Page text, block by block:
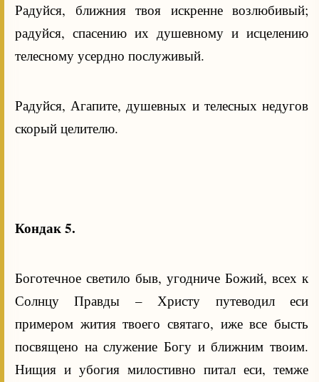
Радуйся, ближния твоя искренне возлюбивый;
радуйся, спасению их душевному и исцелению
телесному усердно послуживый.
Радуйся, Агапите, душевных и телесных недугов
скорый целителю.
Кондак 5.
Боготечное светило быв, угодниче Божий, всех к
Солнцу Правды – Христу путеводил еси
примером жития твоего святаго, иже все бысть
посвящено на служение Богу и ближним твоим.
Нищия и убогия милостивно питал еси, темже